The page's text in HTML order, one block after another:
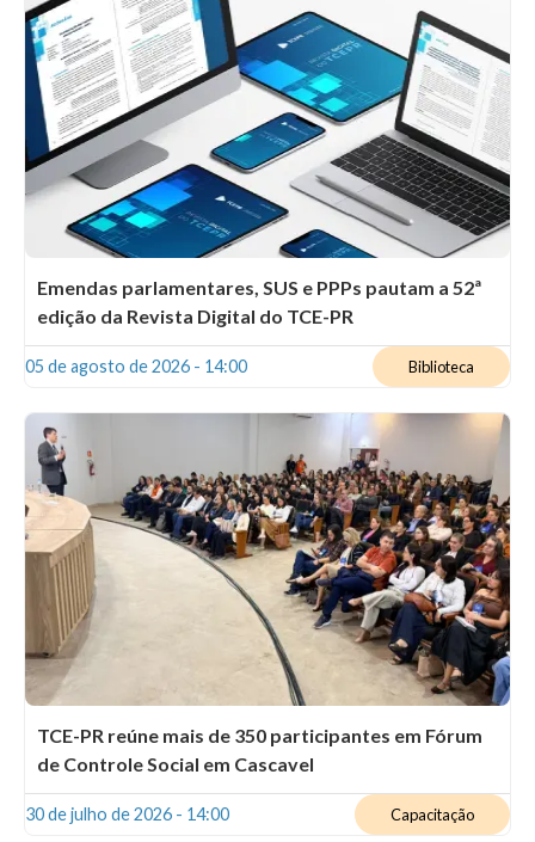
Emendas parlamentares, SUS e PPPs pautam a 52ª
edição da Revista Digital do TCE-PR
05 de agosto de 2026 - 14:00 Biblioteca
TCE-PR reúne mais de 350 participantes em Fórum
de Controle Social em Cascavel
30 de julho de 2026 - 14:00 Capacitação